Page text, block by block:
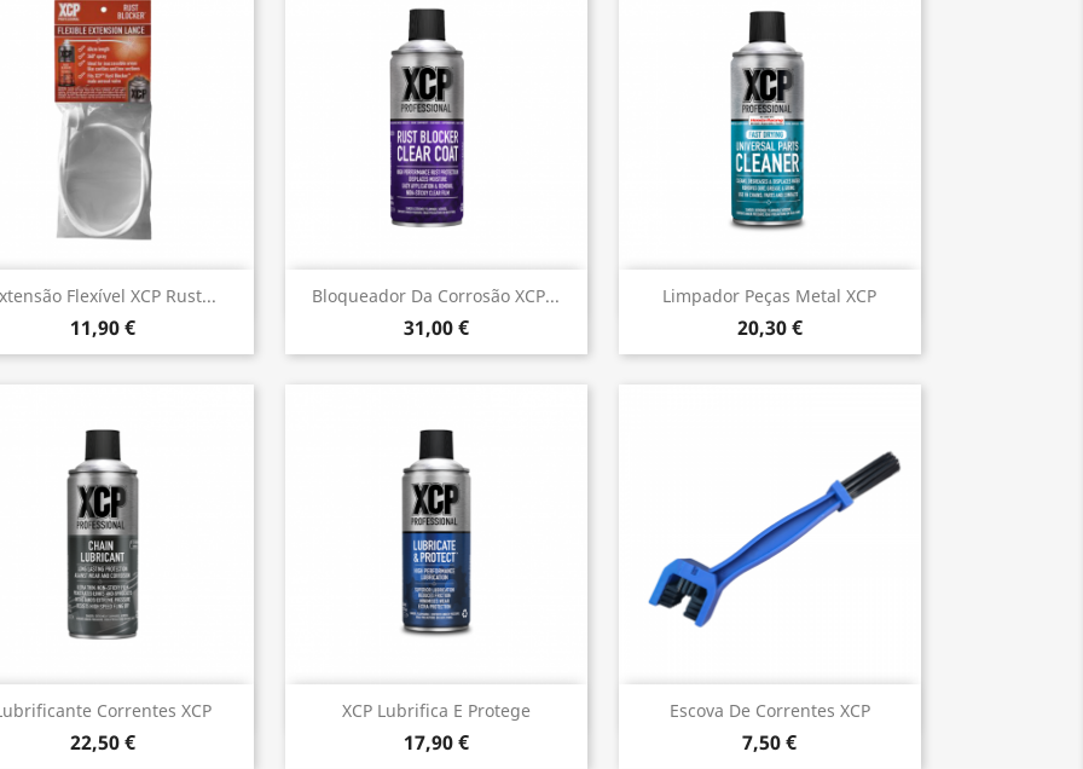
Flexível XCP Rust...
11,90 €
Vista rápida Bloqueador Da Corrosão XCP...
31,00 €
Vista rápida Limpador Peças Metal XCP
20,30 €
Vista rápida
Correntes XCP
22,50 €
Vista rápida XCP Lubrifica E Protege
17,90 €
Vista rápida Escova De Correntes XCP
7,50 €
 Vista rápida